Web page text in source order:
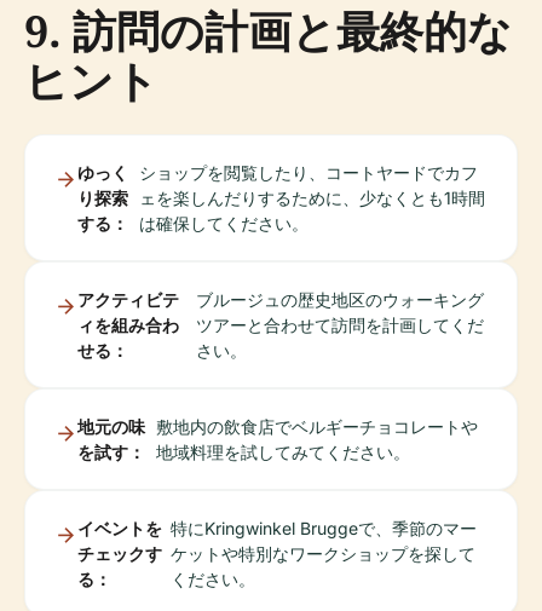
9. 訪問の計画と最終的な
ヒント
ゆっく
り探索
する：
ショップを閲覧したり、コートヤードでカフ
ェを楽しんだりするために、少なくとも1時間
は確保してください。
アクティビテ
ィを組み合わ
せる：
ブルージュの歴史地区のウォーキング
ツアーと合わせて訪問を計画してくだ
さい。
地元の味
を試す：
敷地内の飲食店でベルギーチョコレートや
地域料理を試してみてください。
イベントを
チェックす
る：
特にKringwinkel Bruggeで、季節のマー
ケットや特別なワークショップを探して
ください。